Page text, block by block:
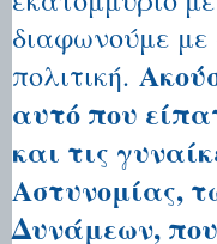
διαφωνούμε με
πολιτική.
αυτό που
και τις
Αστυνομίας,
Δυνάμεων,